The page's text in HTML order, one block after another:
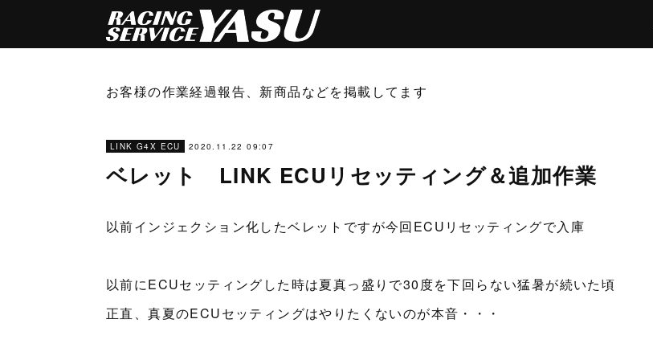
お客様の作業経過報告、新商品などを掲載してます
LINK G4X ECU 2020.11.22 09:07
ベレット LINK ECUリセッティング＆追加作業
以前インジェクション化したベレットですが今回ECUリセッティングで入庫
以前にECUセッティングした時は夏真っ盛りで30度を下回らない猛暑が続いた頃
正直、真夏のECUセッティングはやりたくないのが本音・・・